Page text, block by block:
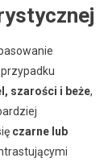
szarości i beże,
czarne lub